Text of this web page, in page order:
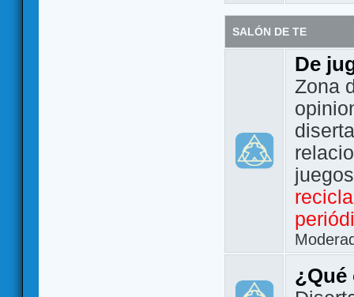
SALÓN DE TE
De
Zona
¿Qué